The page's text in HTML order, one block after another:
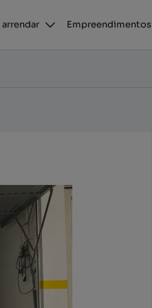
arrendar Empreendimentos
Franca de Xira, Lisboa